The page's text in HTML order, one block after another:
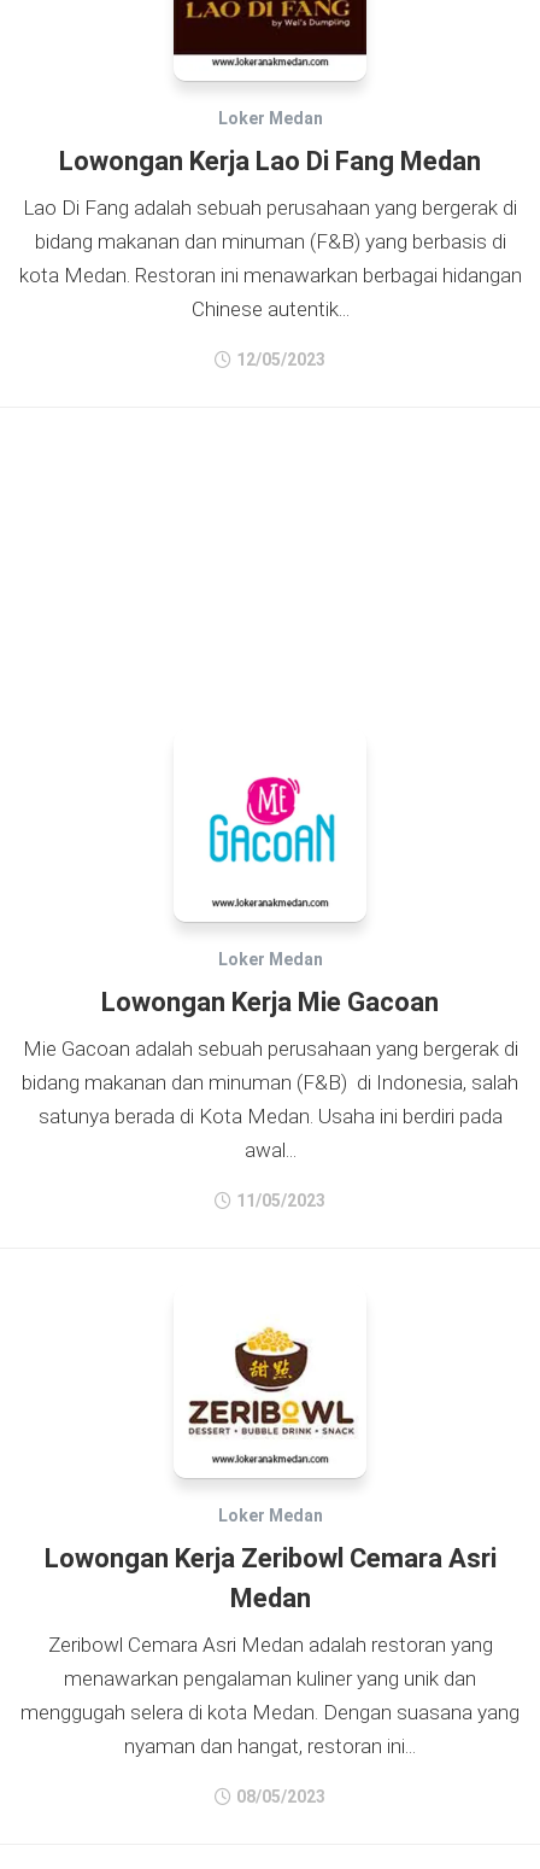
Loker Medan
Lowongan Kerja Lao Di Fang Medan
Lao Di Fang adalah sebuah perusahaan yang bergerak di
bidang makanan dan minuman (F&B) yang berbasis di
kota Medan. Restoran ini menawarkan berbagai hidangan
Chinese autentik...
12/05/2023
Loker Medan
Lowongan Kerja Mie Gacoan
Mie Gacoan adalah sebuah perusahaan yang bergerak di
bidang makanan dan minuman (F&B) di Indonesia, salah
satunya berada di Kota Medan. Usaha ini berdiri pada
awal...
11/05/2023
Loker Medan
Lowongan Kerja Zeribowl Cemara Asri
Medan
Zeribowl Cemara Asri Medan adalah restoran yang
menawarkan pengalaman kuliner yang unik dan
menggugah selera di kota Medan. Dengan suasana yang
nyaman dan hangat, restoran ini...
08/05/2023